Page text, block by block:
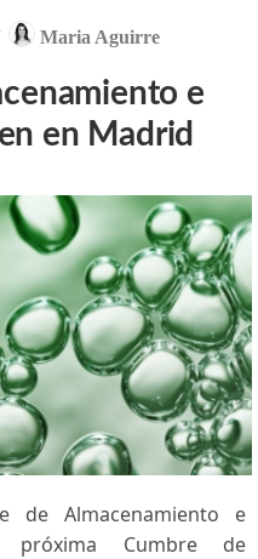
Maria Aguirre
e
en Madrid
próxima Cumbre de